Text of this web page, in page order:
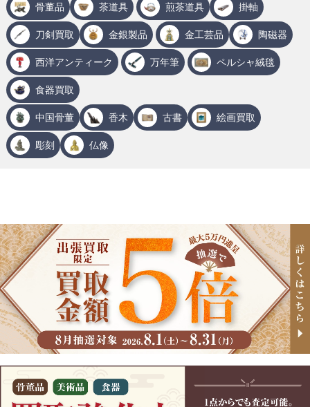
骨董品 茶道具 煎茶道具 掛軸
刀剣買取 金銀製品 金工芸品 陶磁器
西洋アンティーク 万年筆 ペルシャ絨毯
食器買取
中国骨董 香木 古書 絵画買取
彫刻 仏像